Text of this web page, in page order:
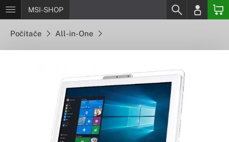
MSI-SHOP
Počítače All-in-One